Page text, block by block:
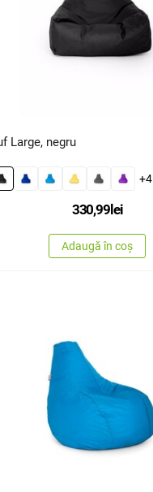
Large, negru
+4
330,99lei
Adaugă în coș